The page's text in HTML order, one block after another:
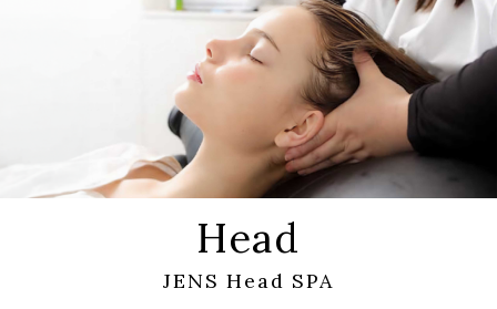
Head
JENS Head SPA